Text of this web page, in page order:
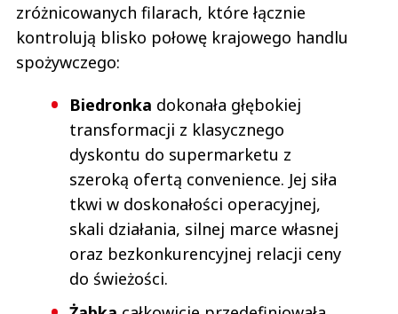
zróżnicowanych filarach, które łącznie
kontrolują blisko połowę krajowego handlu
spożywczego:
Biedronka dokonała głębokiej
transformacji z klasycznego
dyskontu do supermarketu z
szeroką ofertą convenience. Jej siła
tkwi w doskonałości operacyjnej,
skali działania, silnej marce własnej
oraz bezkonkurencyjnej relacji ceny
do świeżości.